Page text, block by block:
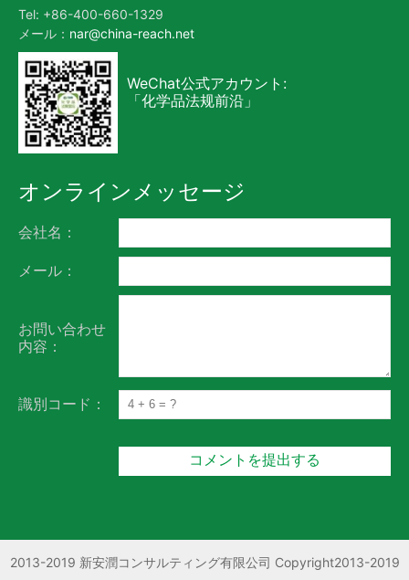
Tel: +86-400-660-1329
メール： nar@china-reach.net
WeChat公式アカウント:
「化学品法规前沿」
オンラインメッセージ
会社名：
メール：
お問い合わせ
内容：
識別コード：
2013-2019 新安潤コンサルティング有限公司 Copyright2013-2019